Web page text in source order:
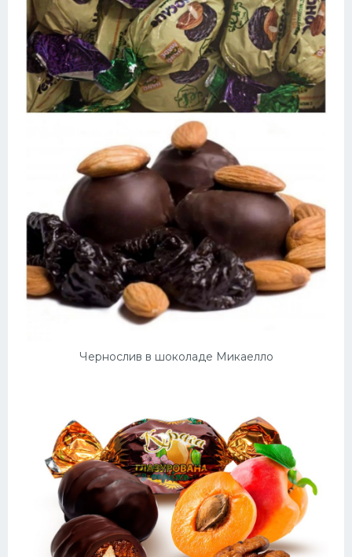
Чернослив в шоколаде Микаелло